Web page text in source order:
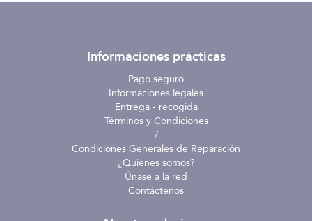
Informaciones prácticas
Pago seguro
Informaciones legales
Entrega - recogida
Términos y Condiciones
/
Condiciones Generales de Reparación
¿Quienes somos?
Únase a la red
Contáctenos